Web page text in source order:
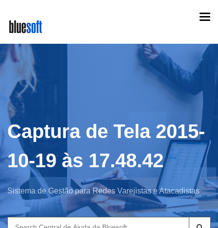
main
content
Captura de Tela 2015-
10-19 às 17.48.42
Sistema de Gestão para Redes Varejistas e Atacadistas
Search